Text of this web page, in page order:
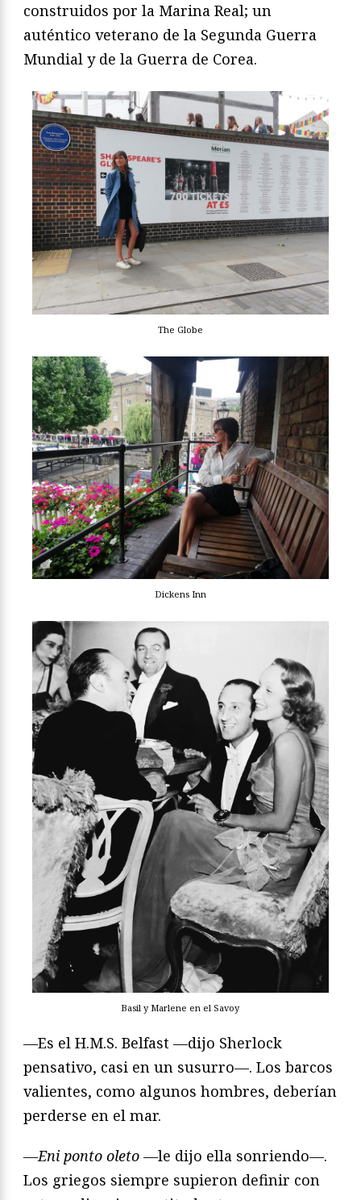
construidos por la Marina Real; un
auténtico veterano de la Segunda Guerra
Mundial y de la Guerra de Corea.
The Globe
Dickens Inn
Basil y Marlene en el Savoy
—Es el H.M.S. Belfast —dijo Sherlock
pensativo, casi en un susurro—. Los barcos
valientes, como algunos hombres, deberían
perderse en el mar.
—Eni ponto oleto —le dijo ella sonriendo—.
Los griegos siempre supieron definir con